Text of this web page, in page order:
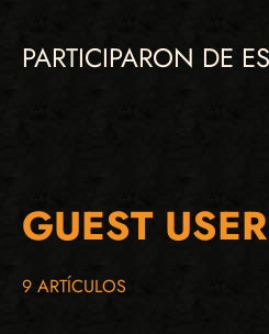
PARTICIPARON DE
GUEST USER
9 ARTÍCULOS